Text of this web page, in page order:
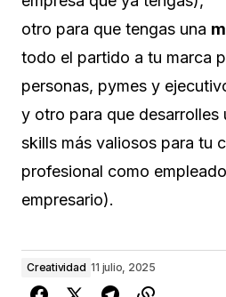
otro para que tengas una
todo el partido a tu marca
personas, pymes y
y otro para que desarrolles
skills más valiosos para tu
profesional como
empresario).
Creatividad 11 julio, 2025